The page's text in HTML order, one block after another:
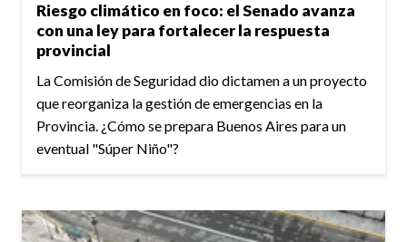
Riesgo climático en foco: el Senado avanza
con una ley para fortalecer la respuesta
provincial
La Comisión de Seguridad dio dictamen a un proyecto
que reorganiza la gestión de emergencias en la
Provincia. ¿Cómo se prepara Buenos Aires para un
eventual "Súper Niño"?